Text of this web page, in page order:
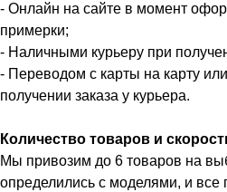
- Онлайн на сайте в момент
примерки;
- Наличными курьеру при
- Переводом с карты на карту
получении заказа у курьера.
Количество товаров и
Мы привозим до 6 товаров на
определились с моделями, и все